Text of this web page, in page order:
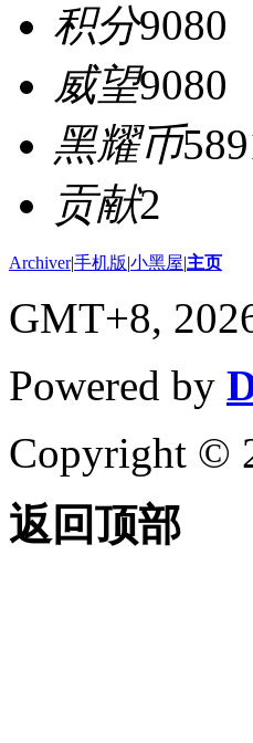
积分9080
威望9080
黑耀币
贡献2
Archiver|手机版|小黑屋|主页
GMT+8,
Powered by
Copyright ©
返回顶部